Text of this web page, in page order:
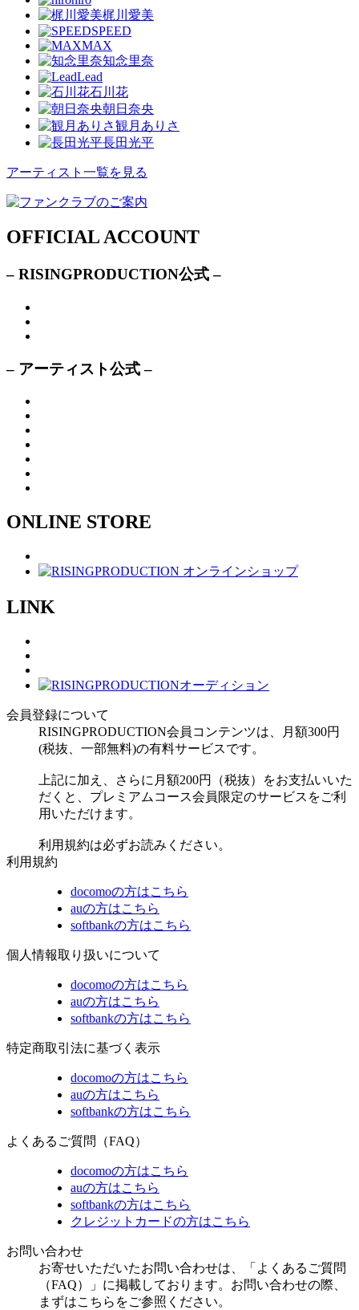
梶川愛美
SPEED
MAX
知念里奈
Lead
石川花
朝日奈央
観月ありさ
長田光平
アーティスト一覧を見る
OFFICIAL ACCOUNT
– RISINGPRODUCTION公式 –
– アーティスト公式 –
ONLINE STORE
LINK
会員登録について
RISINGPRODUCTION会員コンテンツは、月額300円
(税抜、一部無料)の有料サービスです。
上記に加え、さらに月額200円（税抜）をお支払いいた
だくと、プレミアムコース会員限定のサービスをご利
用いただけます。
利用規約は必ずお読みください。
利用規約
docomoの方はこちら
auの方はこちら
softbankの方はこちら
個人情報取り扱いについて
docomoの方はこちら
auの方はこちら
softbankの方はこちら
特定商取引法に基づく表示
docomoの方はこちら
auの方はこちら
softbankの方はこちら
よくあるご質問（FAQ）
docomoの方はこちら
auの方はこちら
softbankの方はこちら
クレジットカードの方はこちら
お問い合わせ
お寄せいただいたお問い合わせは、「よくあるご質問
（FAQ）」に掲載しております。お問い合わせの際、
まずはこちらをご参照ください。